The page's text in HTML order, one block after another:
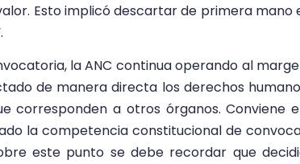
Esto implicó descartar de primera mano
la ANC continua operando al
de manera directa los derechos
corresponden a otros órganos. Conviene
la competencia constitucional de
este punto se debe recordar que